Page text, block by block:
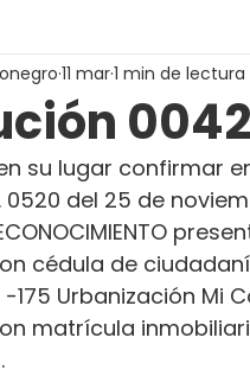
11 mar1 min de lectura
su lugar confirmar
0520 del 25 de
cédula de
-175 Urbanización Mi
matrícula